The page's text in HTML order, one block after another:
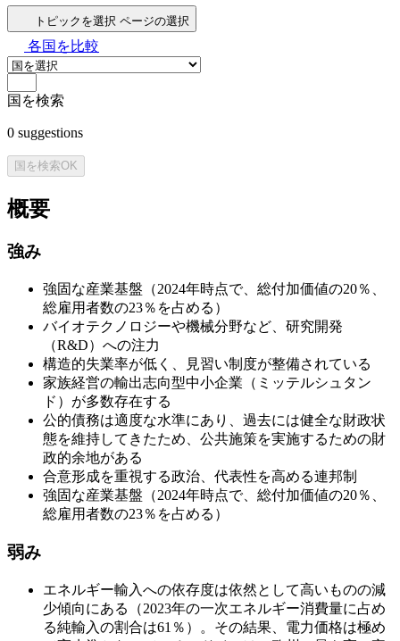
トピックを選択 ページの選択
各国を比較
国を検索
0 suggestions
国を検索OK
概要
強み
強固な産業基盤（2024年時点で、総付加価値の20％、
総雇用者数の23％を占める）
バイオテクノロジーや機械分野など、研究開発
（R&D）への注力
構造的失業率が低く、見習い制度が整備されている
家族経営の輸出志向型中小企業（ミッテルシュタン
ド）が多数存在する
公的債務は適度な水準にあり、過去には健全な財政状
態を維持してきたため、公共施策を実施するための財
政的余地がある
合意形成を重視する政治、代表性を高める連邦制
強固な産業基盤（2024年時点で、総付加価値の20％、
総雇用者数の23％を占める）
弱み
エネルギー輸入への依存度は依然として高いものの減
少傾向にある（2023年の一次エネルギー消費量に占め
る純輸入の割合は61％）。その結果、電力価格は極め